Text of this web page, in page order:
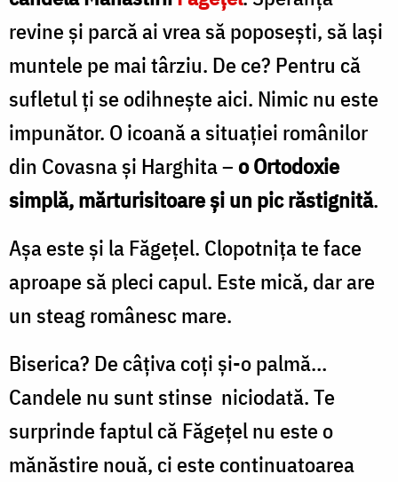
revine şi parcă ai vrea să poposeşti, să laşi
muntele pe mai târziu. De ce? Pentru că
sufletul ţi se odihneşte aici. Nimic nu este
impunător. O icoană a situaţiei românilor
din Covasna şi Harghita –o Ortodoxie
simplă, mărturisitoare şi un pic răstignită.
Aşa este şi la Făgeţel. Clopotniţa te face
aproape să pleci capul. Este mică, dar are
un steag românesc mare.
Biserica? De câţiva coţi şi-o palmă…
Candele nu sunt stinse niciodată. Te
surprinde faptul că Făgeţel nu este o
mănăstire nouă, ci este continuatoarea